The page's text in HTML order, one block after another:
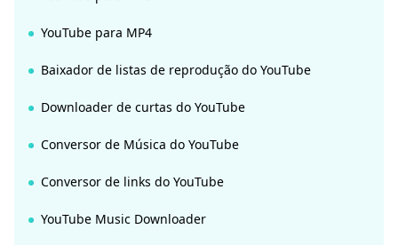
YouTube para MP4
Baixador de listas de reprodução do YouTube
Downloader de curtas do YouTube
Conversor de Música do YouTube
Conversor de links do YouTube
YouTube Music Downloader